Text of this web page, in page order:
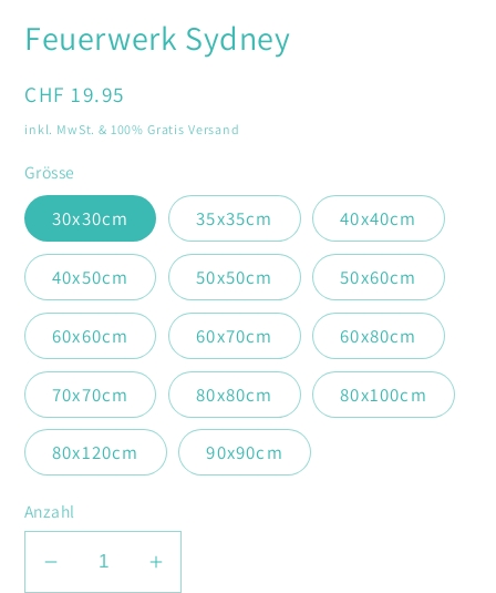
in
Modal
Feuerwerk Sydney
Normaler
Preis
CHF 19.95
inkl. MwSt. & 100% Gratis Versand
Grösse
30x30cm 35x35cm 40x40cm
40x50cm 50x50cm 50x60cm
60x60cm 60x70cm 60x80cm
70x70cm 80x80cm 80x100cm
80x120cm 90x90cm
Anzahl
VerringereErhöhe